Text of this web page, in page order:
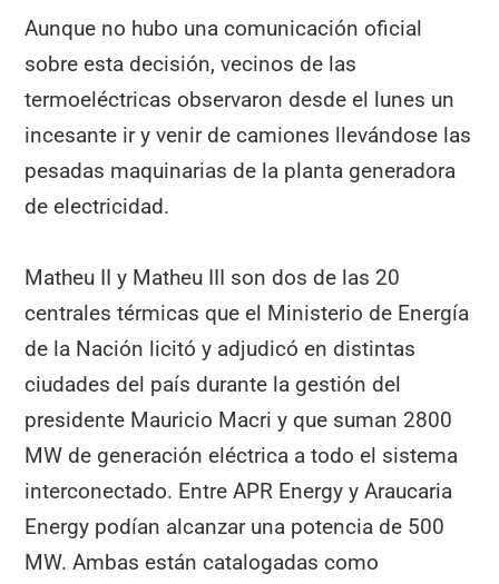
Aunque no hubo una comunicación oficial
sobre esta decisión, vecinos de las
termoeléctricas observaron desde el lunes un
incesante ir y venir de camiones llevándose las
pesadas maquinarias de la planta generadora
de electricidad.
Matheu II y Matheu III son dos de las 20
centrales térmicas que el Ministerio de Energía
de la Nación licitó y adjudicó en distintas
ciudades del país durante la gestión del
presidente Mauricio Macri y que suman 2800
MW de generación eléctrica a todo el sistema
interconectado. Entre APR Energy y Araucaria
Energy podían alcanzar una potencia de 500
MW. Ambas están catalogadas como